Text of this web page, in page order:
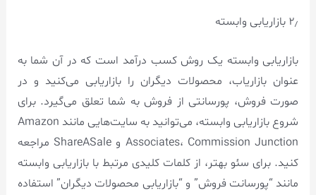
۲٫ بازاریابی وابسته
بازاریابی وابسته یک روش کسب درآمد است که در آن شما به
عنوان بازاریاب، محصولات دیگران را بازاریابی می‌کنید و در
صورت فروش، پورسانتی از فروش به شما تعلق می‌گیرد. برای
شروع بازاریابی وابسته، می‌توانید به سایت‌هایی مانند Amazon
Associates، Commission Junction و ShareASale مراجعه
کنید. برای سئو بهتر، از کلمات کلیدی مرتبط با بازاریابی وابسته
مانند “پورسانت فروش” و “بازاریابی محصولات دیگران” استفاده